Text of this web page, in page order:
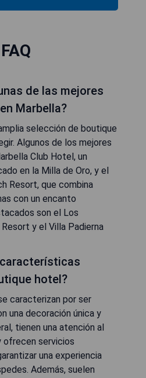
FAQ
de las mejores
Marbella?
selección de boutique
Algunos de los mejores
Club Hotel, un
en la Milla de Oro, y el
Resort, que combina
con un encanto
son el Los
y el Villa Padierna
hotel?
caracterizan por ser
una decoración única y
tienen una atención al
servicios
una experiencia
Además, suelen